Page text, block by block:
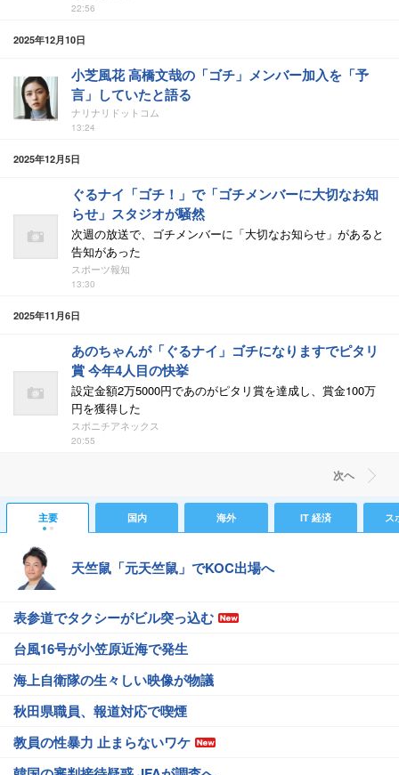
22:56
2025年12月10日
小芝風花 高橋文哉の「ゴチ」メンバー加入を「予
言」していたと語る
ナリナリドットコム
13:24
2025年12月5日
ぐるナイ「ゴチ！」で「ゴチメンバーに大切なお知
らせ」スタジオが騒然
次週の放送で、ゴチメンバーに「大切なお知らせ」があると
告知があった
スポーツ報知
13:30
2025年11月6日
あのちゃんが「ぐるナイ」ゴチになりますでピタリ
賞 今年4人目の快挙
設定金額2万5000円であのがピタリ賞を達成し、賞金100万
円を獲得した
スポニチアネックス
20:55
次ヘ
主要 国内 海外 IT 経済 ス
天竺鼠「元天竺鼠」でKOC出場へ
表参道でタクシーがビル突っ込む
台風16号が小笠原近海で発生
海上自衛隊の生々しい映像が物議
秋田県職員、報道対応で喫煙
教員の性暴力 止まらないワケ